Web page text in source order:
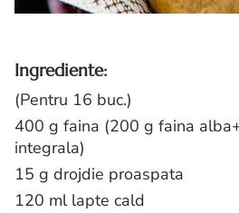
Ingrediente:
(Pentru 16 buc.)
400 g faina (200 g faina
integrala)
15 g drojdie proaspata
120 ml lapte cald